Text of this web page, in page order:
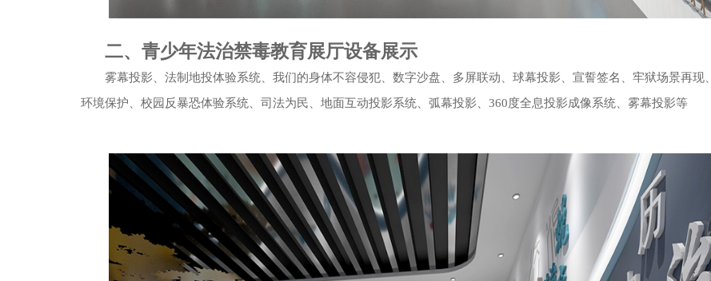
二、青少年法治禁毒教育展厅设备展示
雾幕投影、法制地投体验系统、我们的身体不容侵犯、数字沙盘、多屏联动、球幕投影、宣誓签名、牢狱场景再现、
环境保护、校园反暴恐体验系统、司法为民、地面互动投影系统、弧幕投影、360度全息投影成像系统、雾幕投影等